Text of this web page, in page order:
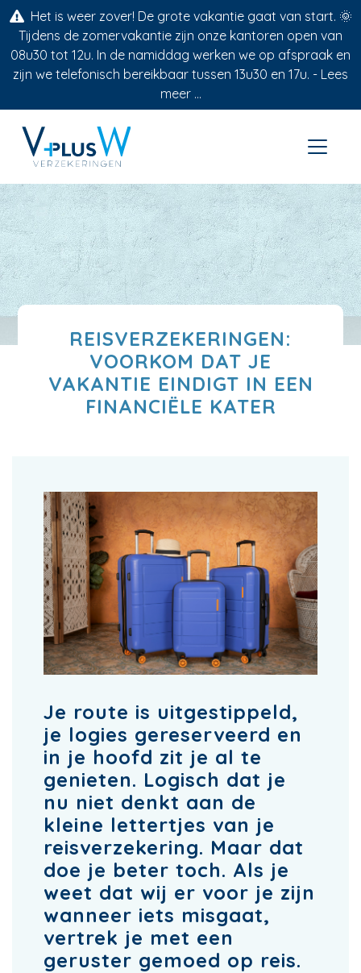
Het is weer zover! De grote vakantie gaat van start. 🌞
Tijdens de zomervakantie zijn onze kantoren open van
08u30 tot 12u. In de namiddag werken we op afspraak en
zijn we telefonisch bereikbaar tussen 13u30 en 17u. - Lees
meer ...
REISVERZEKERINGEN:
VOORKOM DAT JE
VAKANTIE EINDIGT IN EEN
FINANCIËLE KATER
Je route is uitgestippeld,
je logies gereserveerd en
in je hoofd zit je al te
genieten. Logisch dat je
nu niet denkt aan de
kleine lettertjes van je
reisverzekering. Maar dat
doe je beter toch. Als je
weet dat wij er voor je zijn
wanneer iets misgaat,
vertrek je met een
geruster gemoed op reis.